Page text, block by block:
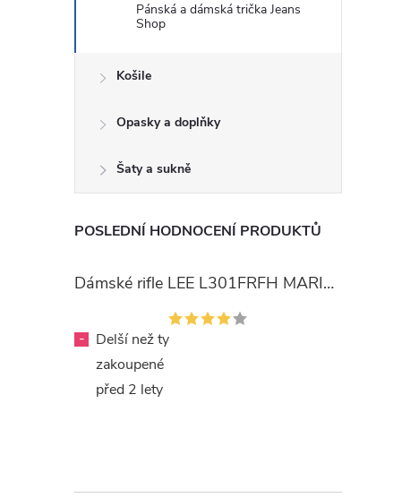
Pánská a dámská trička Jeans
Shop
Košile
Opasky a doplňky
Šaty a sukně
POSLEDNÍ HODNOCENÍ PRODUKTŮ
Dámské rifle LEE L301FRFH MARION STRAIGHT RINSE
-
Delší než ty
zakoupené
před 2 lety